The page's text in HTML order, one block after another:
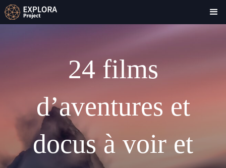
24 films
d’aventures et
docus à voir et